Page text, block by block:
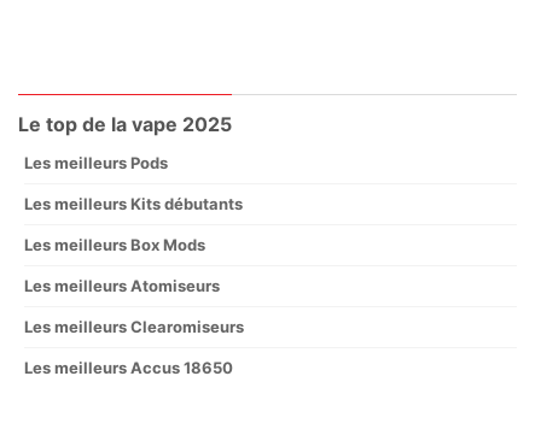
Le top de la vape 2025
Les meilleurs Pods
Les meilleurs Kits débutants
Les meilleurs Box Mods
Les meilleurs Atomiseurs
Les meilleurs Clearomiseurs
Les meilleurs Accus 18650